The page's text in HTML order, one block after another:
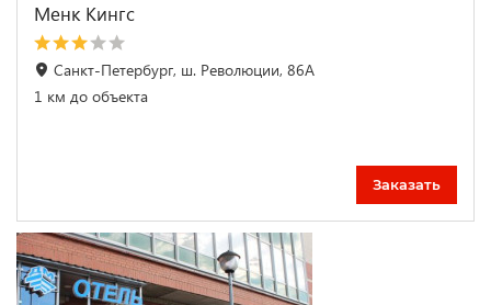
Менк Кингс
Санкт-Петербург, ш. Революции, 86А
1 км до объекта
Заказать